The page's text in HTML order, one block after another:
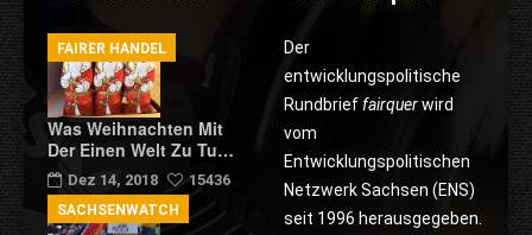
Was Weihnachten Mit
Der Einen Welt Zu Tu…
Dez 14, 2018 15436
FAIRER HANDEL
SACHSENWATCH
Der
entwicklungspolitische
Rundbrieffairquerwird
vom
Entwicklungspolitischen
Netzwerk Sachsen (ENS)
seit 1996 herausgegeben.